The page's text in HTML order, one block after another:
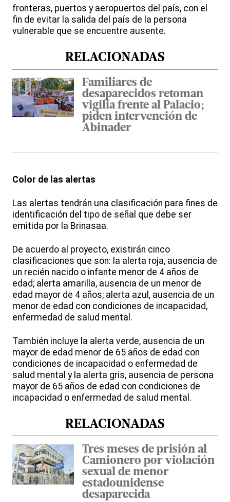
fronteras, puertos y aeropuertos del país, con el
fin de evitar la salida del país de la persona
vulnerable que se encuentre ausente.
RELACIONADAS
Familiares de
desaparecidos retoman
vigilia frente al Palacio;
piden intervención de
Abinader
Color de las alertas
Las alertas tendrán una clasificación para fines de
identificación del tipo de señal que debe ser
emitida por la Brinasaa.
De acuerdo al proyecto, existirán cinco
clasificaciones que son: la alerta roja, ausencia de
un recién nacido o infante menor de 4 años de
edad; alerta amarilla, ausencia de un menor de
edad mayor de 4 años; alerta azul, ausencia de un
menor de edad con condiciones de incapacidad,
enfermedad de salud mental.
También incluye la alerta verde, ausencia de un
mayor de edad menor de 65 años de edad con
condiciones de incapacidad o enfermedad de
salud mental y la alerta gris, ausencia de persona
mayor de 65 años de edad con condiciones de
incapacidad o enfermedad de salud mental.
RELACIONADAS
Tres meses de prisión al
Camionero por violación
sexual de menor
estadounidense
desaparecida